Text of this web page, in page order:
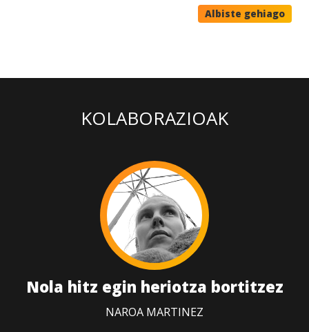
Albiste gehiago
KOLABORAZIOAK
Nola hitz egin heriotza bortitzez
NAROA MARTINEZ